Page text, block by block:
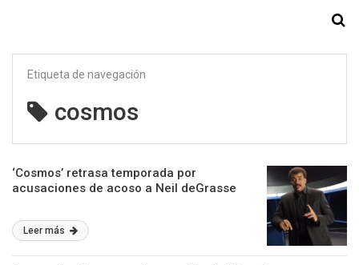
Etiqueta de navegación
cosmos
‘Cosmos’ retrasa temporada por
acusaciones de acoso a Neil deGrasse
Leer más